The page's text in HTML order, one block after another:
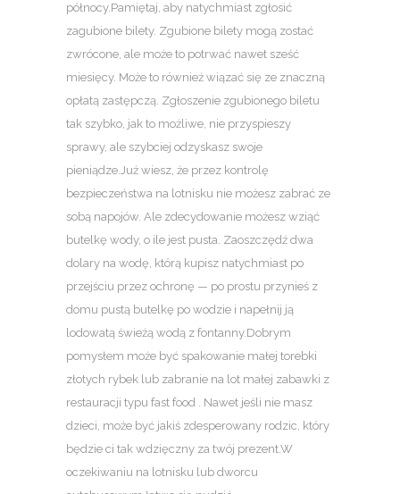
północy.Pamiętaj, aby natychmiast zgłosić
zagubione bilety. Zgubione bilety mogą zostać
zwrócone, ale może to potrwać nawet sześć
miesięcy. Może to również wiązać się ze znaczną
opłatą zastępczą. Zgłoszenie zgubionego biletu
tak szybko, jak to możliwe, nie przyspieszy
sprawy, ale szybciej odzyskasz swoje
pieniądze.Już wiesz, że przez kontrolę
bezpieczeństwa na lotnisku nie możesz zabrać ze
sobą napojów. Ale zdecydowanie możesz wziąć
butelkę wody, o ile jest pusta. Zaoszczędź dwa
dolary na wodę, którą kupisz natychmiast po
przejściu przez ochronę — po prostu przynieś z
domu pustą butelkę po wodzie i napełnij ją
lodowatą świeżą wodą z fontanny.Dobrym
pomysłem może być spakowanie małej torebki
złotych rybek lub zabranie na lot małej zabawki z
restauracji typu fast food . Nawet jeśli nie masz
dzieci, może być jakiś zdesperowany rodzic, który
będzie ci tak wdzięczny za twój prezent.W
oczekiwaniu na lotnisku lub dworcu